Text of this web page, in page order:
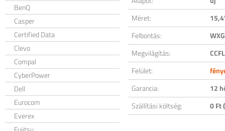
BenQ
Casper
Certified Data
Clevo
Compal
CyberPower
Dell
Eurocom
Everex
Méret:
Felbontás:
Megvilágítás:
CCFL
Felület:
Garancia:
12
Szállítási költség:
0 Ft